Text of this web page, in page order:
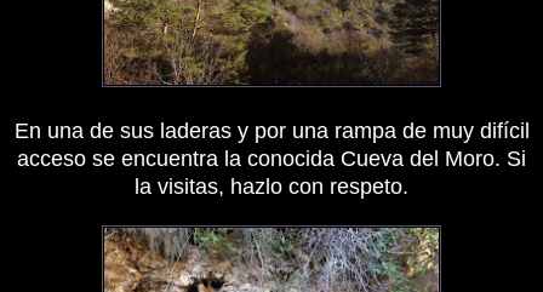
En una de sus laderas y por una rampa de muy difícil
acceso se encuentra la conocida Cueva del Moro. Si
la visitas, hazlo con respeto.